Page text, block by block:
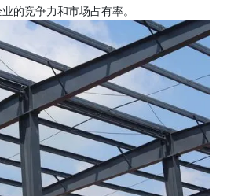
的竞争力和市场占有率。